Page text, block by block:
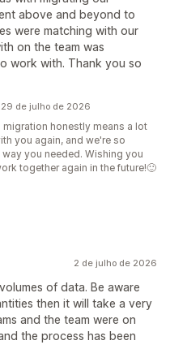
above and beyond to
were matching with our
on the team was
work with. Thank you so
29 de julho de 2026
honestly means a lot
you again, and we're so
you needed. Wishing you
together again in the future!🙂
2 de julho de 2026
of data. Be aware
then it will take a very
and the team were on
the process has been